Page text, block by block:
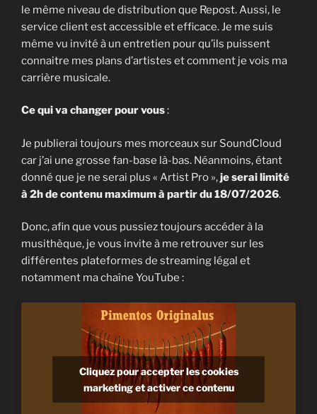
le même niveau de distribution que Repost. Aussi, le
service client est accessible et efficace. Je me suis
même vu invité à un entretien pour qu’ils puissent
connaitre mes plans d’artistes et comment je vois ma
carrière musicale.
Ce qui va changer pour vous:
Je publierai toujours mes morceaux sur SoundCloud
car j’ai une grosse fan-base là-bas. Néanmoins, étant
donné que je ne serai plus « Artist Pro »,je serai limité
à 2h de contenu maximum à partir du 18/07/2026.
Donc, afin que vous pussiez toujours accéder à la
musithèque, je vous invite à me retrouver sur les
différentes plateformes de streaming légal et
notamment ma chaîne YouTube :
Cliquez pour accepter les cookies
marketing et activer ce contenu